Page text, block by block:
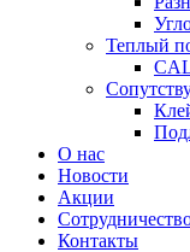
Теплый
О нас
Новости
Акции
Контакты